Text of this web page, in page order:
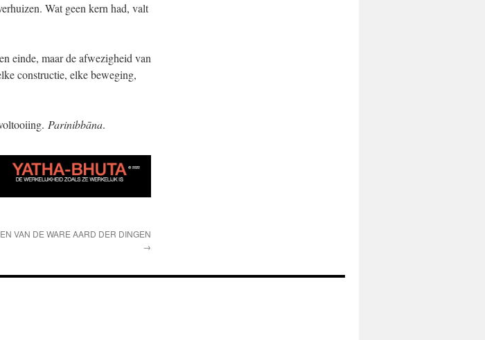
Wat geen kern had, valt
einde, maar de afwezigheid van
constructie, elke beweging,
Parinibbāna.
VAN DE WARE AARD DER DINGEN
→